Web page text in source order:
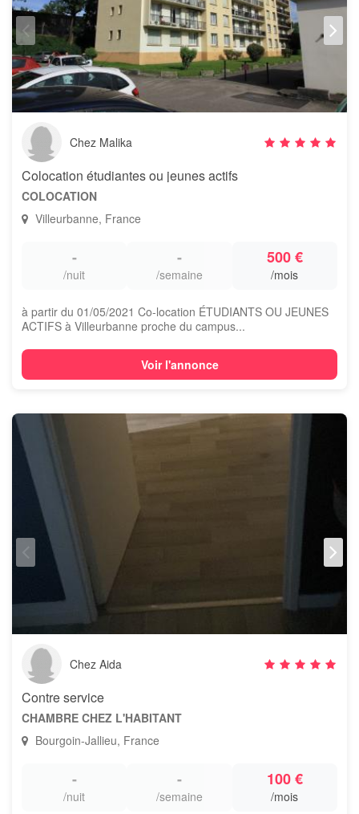
Chez Malika
Colocation étudiantes ou jeunes actifs
COLOCATION
Villeurbanne, France
-
/nuit
-
/semaine
500 €
/mois
à partir du 01/05/2021 Co-location ÉTUDIANTS OU JEUNES
ACTIFS à Villeurbanne proche du campus...
Voir l'annonce
Chez Aida
Contre service
CHAMBRE CHEZ L'HABITANT
Bourgoin-Jallieu, France
-
/nuit
-
/semaine
100 €
/mois